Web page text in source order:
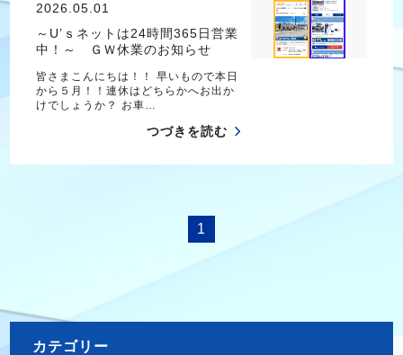
2026.05.01
～U’ｓネットは24時間365日営業
中！～ ＧＷ休業のお知らせ
皆さまこんにちは！！ 早いもので本日
から５月！！連休はどちらかへお出か
けでしょうか？ お車…
つづきを読む
1
カテゴリー